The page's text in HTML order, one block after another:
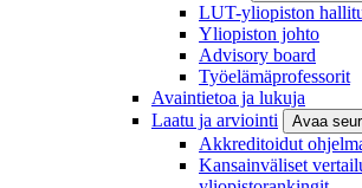
LUT-yliopiston
Yliopiston johto
Advisory board
Työelämäprofessorit
Avaintietoa ja lukuja
Laatu ja arviointi
Avaa
Akkreditoidut
Kansainväliset